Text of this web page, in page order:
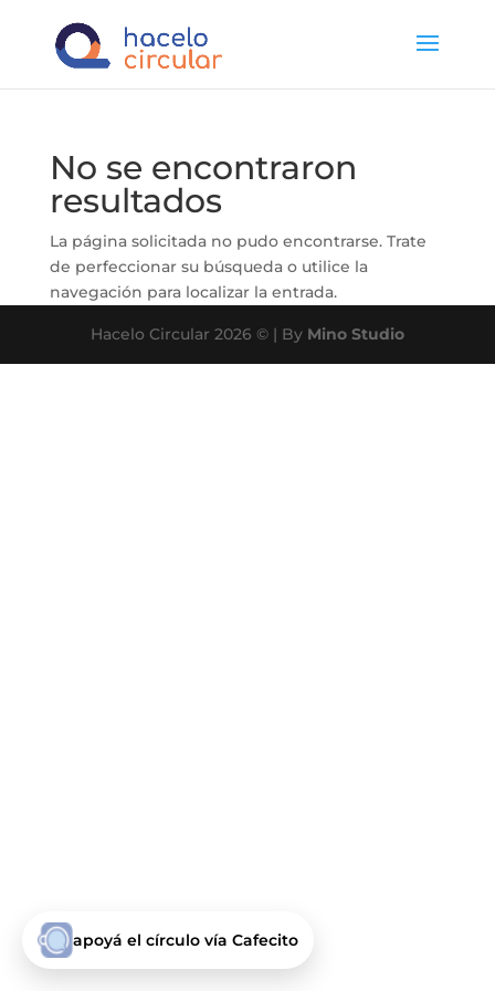
No se encontraron
resultados
La página solicitada no pudo encontrarse. Trate
de perfeccionar su búsqueda o utilice la
navegación para localizar la entrada.
Hacelo Circular 2026 © | By Mino Studio
apoyá el círculo vía Cafecito